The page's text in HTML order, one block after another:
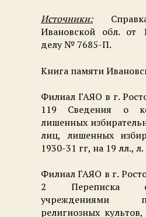
Источники:
Ивановской обл. от
делу № 7685-П.
Книга памяти
Филиал ГАЯО в г.
119 Сведения о
лишенных
лиц, лишенных
1930-31 гг, на 19 лл., л.
Филиал ГАЯО в г.
2 Переписка
учреждениями
религиозных